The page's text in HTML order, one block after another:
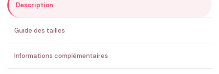
ENVOYER MA DEMANDE ✨
💚 Retour sous 24-48h🇫🇷 Flocage en France✅ Validation avant fabrication
Description
Guide des tailles
Informations complémentaires